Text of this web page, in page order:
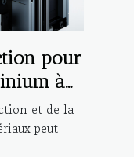
pour
à
et de la
peut